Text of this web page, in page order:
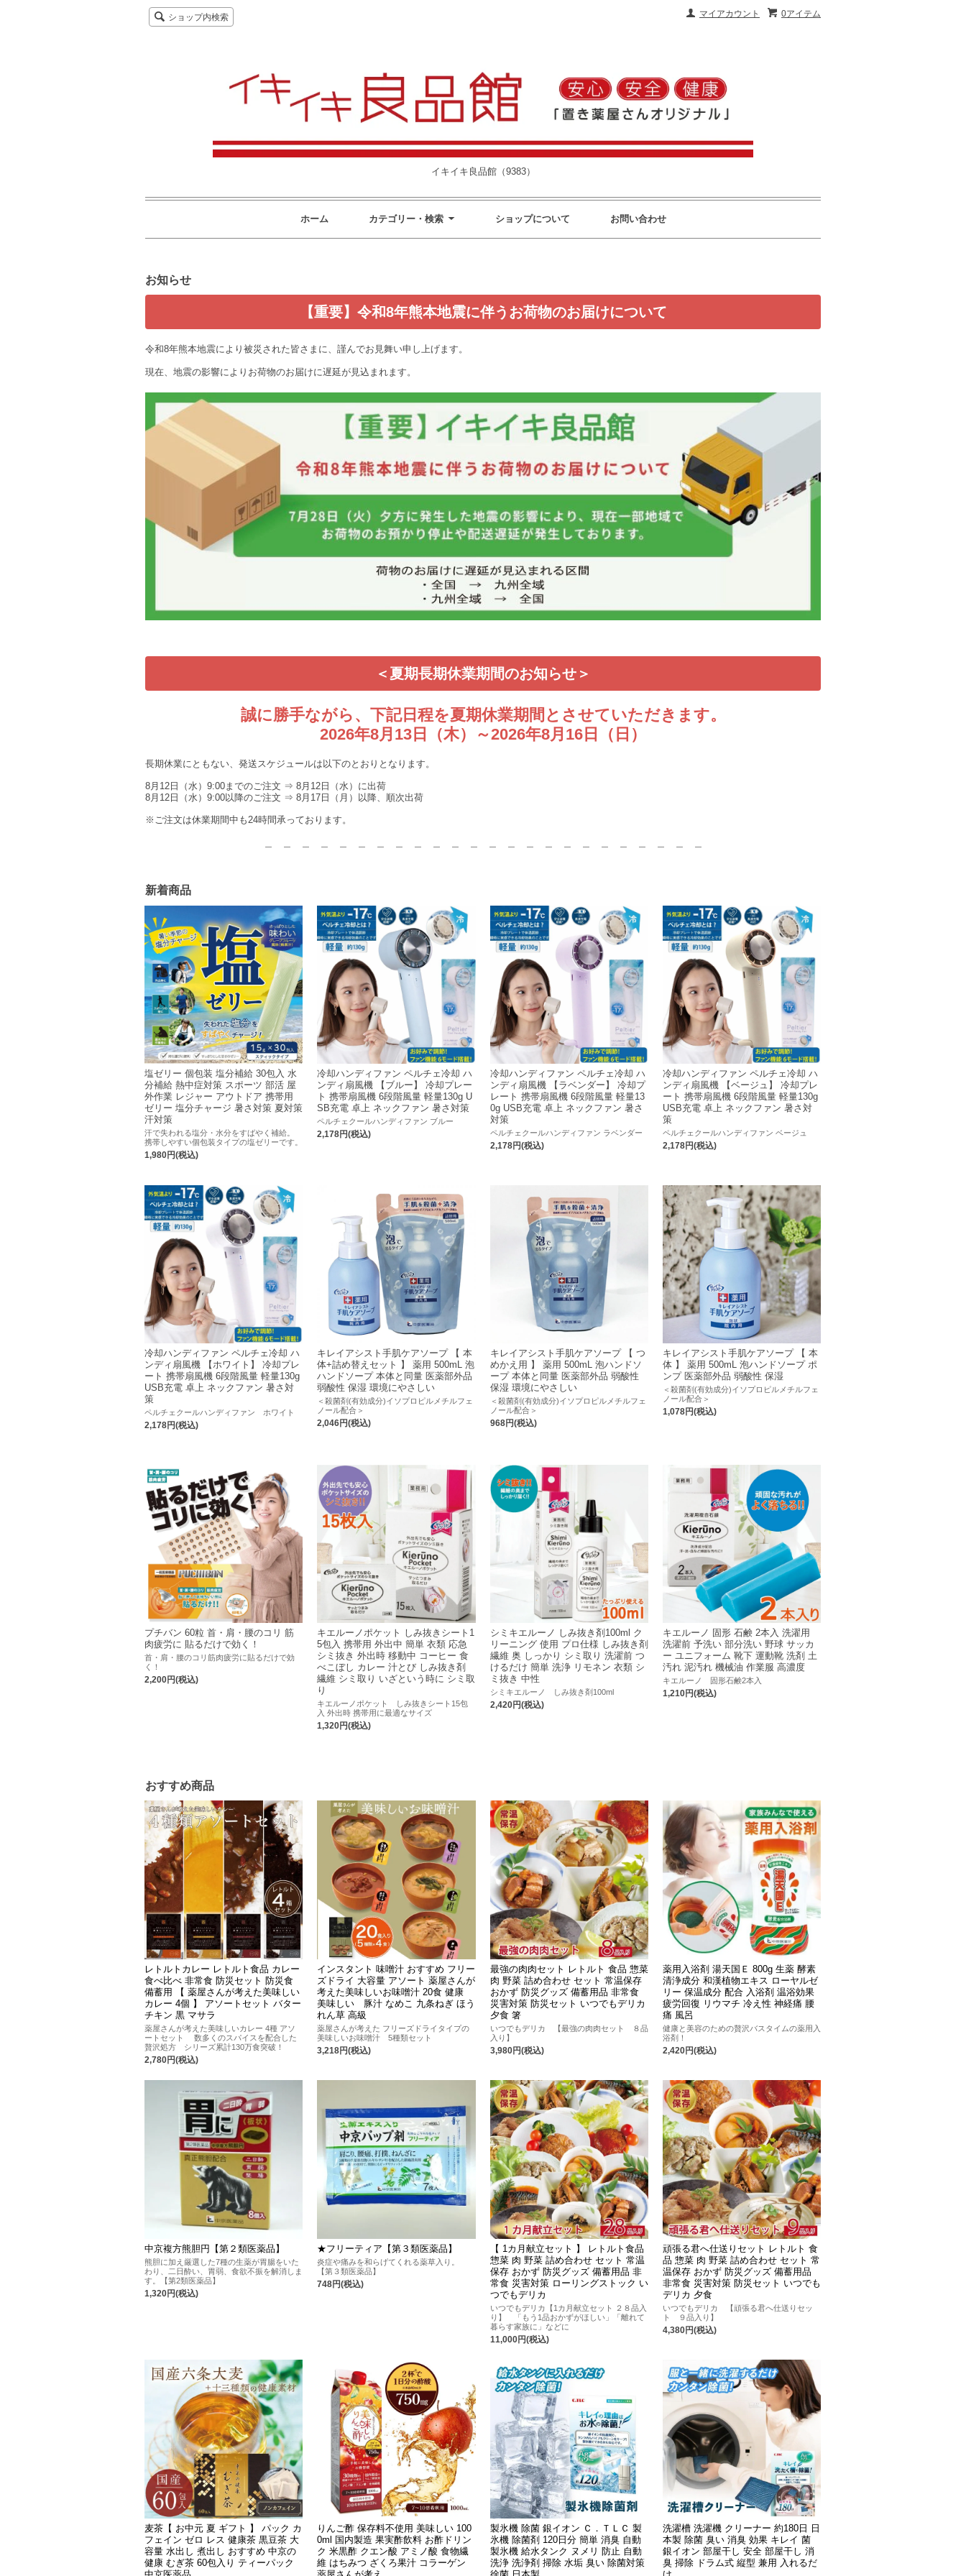
0アイテム
マイアカウント
ショップ内検索
イキイキ良品館（9383）
ホーム カテゴリー・検索 ショップについて お問い合わせ
お知らせ
【重要】令和8年熊本地震に伴うお荷物のお届けについて
令和8年熊本地震により被災された皆さまに、謹んでお見舞い申し上げます。
現在、地震の影響によりお荷物のお届けに遅延が見込まれます。
＜夏期長期休業期間のお知らせ＞
誠に勝手ながら、下記日程を夏期休業期間とさせていただきます。
2026年8月13日（木）～2026年8月16日（日）
長期休業にともない、発送スケジュールは以下のとおりとなります。
8月12日（水）9:00までのご注文 ⇒ 8月12日（水）に出荷
8月12日（水）9:00以降のご注文 ⇒ 8月17日（月）以降、順次出荷
※ご注文は休業期間中も24時間承っております。
新着商品
塩ゼリー 個包装 塩分補給 30包入 水
分補給 熱中症対策 スポーツ 部活 屋
外作業 レジャー アウトドア 携帯用
ゼリー 塩分チャージ 暑さ対策 夏対策
汗対策
汗で失われる塩分・水分をすばやく補給。
携帯しやすい個包装タイプの塩ゼリーです。
1,980円(税込)
冷却ハンディファン ペルチェ冷却 ハ
ンディ扇風機 【ブルー】 冷却プレー
ト 携帯扇風機 6段階風量 軽量130g U
SB充電 卓上 ネックファン 暑さ対策
ペルチェクールハンディファン ブルー
2,178円(税込)
冷却ハンディファン ペルチェ冷却 ハ
ンディ扇風機 【ラベンダー】 冷却プ
レート 携帯扇風機 6段階風量 軽量13
0g USB充電 卓上 ネックファン 暑さ
対策
ペルチェクールハンディファン ラベンダー
2,178円(税込)
冷却ハンディファン ペルチェ冷却 ハ
ンディ扇風機 【ベージュ】 冷却プレ
ート 携帯扇風機 6段階風量 軽量130g
USB充電 卓上 ネックファン 暑さ対
策
ペルチェクールハンディファン ベージュ
2,178円(税込)
冷却ハンディファン ペルチェ冷却 ハ
ンディ扇風機 【ホワイト】 冷却プレ
ート 携帯扇風機 6段階風量 軽量130g
USB充電 卓上 ネックファン 暑さ対
策
ペルチェクールハンディファン ホワイト
2,178円(税込)
キレイアシスト手肌ケアソープ 【 本
体+詰め替えセット 】 薬用 500mL 泡
ハンドソープ 本体と同量 医薬部外品
弱酸性 保湿 環境にやさしい
＜殺菌剤(有効成分)イソプロピルメチルフェ
ノール配合＞
2,046円(税込)
キレイアシスト手肌ケアソープ 【 つ
めかえ用 】 薬用 500mL 泡ハンドソ
ープ 本体と同量 医薬部外品 弱酸性
保湿 環境にやさしい
＜殺菌剤(有効成分)イソプロピルメチルフェ
ノール配合＞
968円(税込)
キレイアシスト手肌ケアソープ 【 本
体 】 薬用 500mL 泡ハンドソープ ポ
ンプ 医薬部外品 弱酸性 保湿
＜殺菌剤(有効成分)イソプロピルメチルフェ
ノール配合＞
1,078円(税込)
プチバン 60粒 首・肩・腰のコリ 筋
肉疲労に 貼るだけで効く！
首・肩・腰のコリ筋肉疲労に貼るだけで効
く！
2,200円(税込)
キエルーノポケット しみ抜きシート1
5包入 携帯用 外出中 簡単 衣類 応急
シミ抜き 外出時 移動中 コーヒー 食
べこぼし カレー 汁とび しみ抜き剤
繊維 シミ取り いざという時に シミ取
り
キエルーノポケット しみ抜きシート15包
入 外出時 携帯用に最適なサイズ
1,320円(税込)
シミキエルーノ しみ抜き剤100ml ク
リーニング 使用 プロ仕様 しみ抜き剤
繊維 奥 しっかり シミ取り 洗濯前 つ
けるだけ 簡単 洗浄 リモネン 衣類 シ
ミ抜き 中性
シミキエルーノ しみ抜き剤100ml
2,420円(税込)
キエルーノ 固形 石鹸 2本入 洗濯用
洗濯前 予洗い 部分洗い 野球 サッカ
ー ユニフォーム 靴下 運動靴 洗剤 土
汚れ 泥汚れ 機械油 作業服 高濃度
キエルーノ 固形石鹸2本入
1,210円(税込)
おすすめ商品
レトルトカレー レトルト食品 カレー
食べ比べ 非常食 防災セット 防災食
備蓄用 【 薬屋さんが考えた美味しい
カレー 4個 】 アソートセット バター
チキン 黒 マサラ
薬屋さんが考えた美味しいカレー 4種 アソ
ートセット 数多くのスパイスを配合した
贅沢処方 シリーズ累計130万食突破！
2,780円(税込)
インスタント 味噌汁 おすすめ フリー
ズドライ 大容量 アソート 薬屋さんが
考えた美味しいお味噌汁 20食 健康
美味しい 豚汁 なめこ 九条ねぎ ほう
れん草 高級
薬屋さんが考えた フリーズドライタイプの
美味しいお味噌汁 5種類セット
3,218円(税込)
最強の肉肉セット レトルト 食品 惣菜
肉 野菜 詰め合わせ セット 常温保存
おかず 防災グッズ 備蓄用品 非常食
災害対策 防災セット いつでもデリカ
夕食 箸
いつでもデリカ 【最強の肉肉セット ８品
入り】
3,980円(税込)
薬用入浴剤 湯天国Ｅ 800g 生薬 酵素
清浄成分 和漢植物エキス ローヤルゼ
リー 保温成分 配合 入浴剤 温浴効果
疲労回復 リウマチ 冷え性 神経痛 腰
痛 風呂
健康と美容のための贅沢バスタイムの薬用入
浴剤！
2,420円(税込)
中京複方熊胆円【第２類医薬品】
熊胆に加え厳選した7種の生薬が胃腸をいた
わり、二日酔い、胃弱、食欲不振を解消しま
す。【第2類医薬品】
1,320円(税込)
★フリーティア【第３類医薬品】
炎症や痛みを和らげてくれる薬草入り。
【第３類医薬品】
748円(税込)
【 1カ月献立セット 】 レトルト食品
惣菜 肉 野菜 詰め合わせ セット 常温
保存 おかず 防災グッズ 備蓄用品 非
常食 災害対策 ローリングストック い
つでもデリカ
いつでもデリカ【1カ月献立セット ２８品入
り】 「もう1品おかずがほしい」「離れて
暮らす家族に」などに
11,000円(税込)
頑張る君へ仕送りセット レトルト 食
品 惣菜 肉 野菜 詰め合わせ セット 常
温保存 おかず 防災グッズ 備蓄用品
非常食 災害対策 防災セット いつでも
デリカ 夕食
いつでもデリカ 【頑張る君へ仕送りセッ
ト ９品入り】
4,380円(税込)
麦茶【 お中元 夏 ギフト 】 パック カ
フェイン ゼロ レス 健康茶 黒豆茶 大
容量 水出し 煮出し おすすめ 中京の
健康 むぎ茶 60包入り ティーパック
りんご酢 保存料不使用 美味しい 100
0ml 国内製造 果実酢飲料 お酢ドリン
ク 米黒酢 クエン酸 アミノ酸 食物繊
維 はちみつ ざくろ果汁 コラーゲン
製氷機 除菌 銀イオン Ｃ．ＴＬＣ 製
氷機 除菌剤 120日分 簡単 消臭 自動
製氷機 給水タンク ヌメリ 防止 自動
洗浄 洗浄剤 掃除 水垢 臭い 除菌対策
洗濯槽 洗濯機 クリーナー 約180日 日
本製 除菌 臭い 消臭 効果 キレイ 菌
銀イオン 部屋干し 安全 部屋干し 消
臭 掃除 ドラム式 縦型 兼用 入れるだ